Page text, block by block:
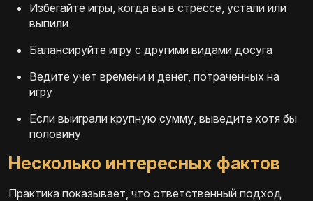
Избегайте игры, когда вы в стрессе, устали или
выпили
Балансируйте игру с другими видами досуга
Ведите учет времени и денег, потраченных на
игру
Если выиграли крупную сумму, выведите хотя бы
половину
Несколько интересных фактов
Практика показывает, что ответственный подход